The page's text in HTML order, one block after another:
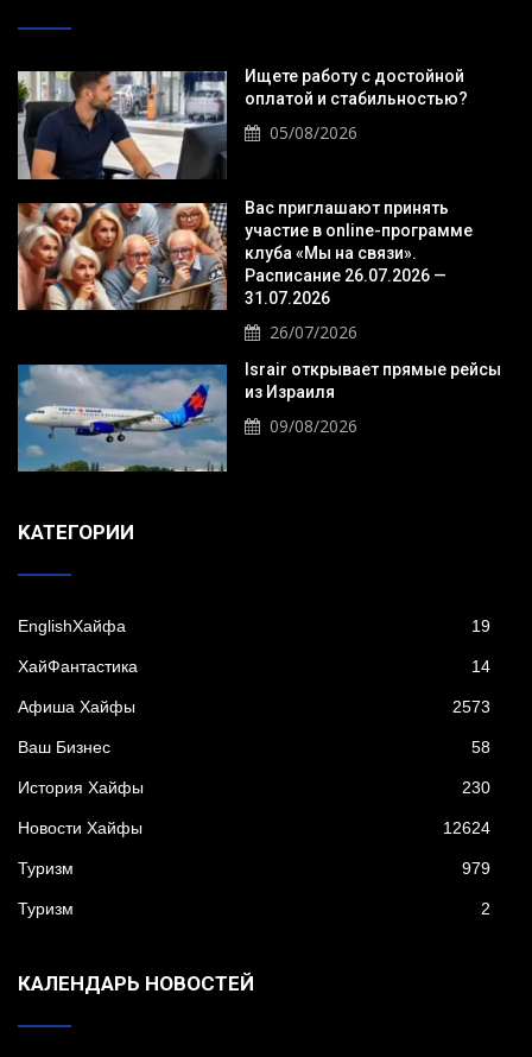
Ищете работу с достойной
оплатой и стабильностью?
05/08/2026
Вас приглашают принять
участие в online-программе
клуба «Мы на связи».
Расписание 26.07.2026 —
31.07.2026
26/07/2026
Israir открывает прямые рейсы
из Израиля
09/08/2026
KАТЕГОРИИ
EnglishХайфа 19
XайФантастика 14
Афиша Хайфы 2573
Ваш Бизнес 58
История Хайфы 230
Новости Хайфы 12624
Туризм 979
Туризм 2
КАЛЕНДАРЬ НОВОСТЕЙ